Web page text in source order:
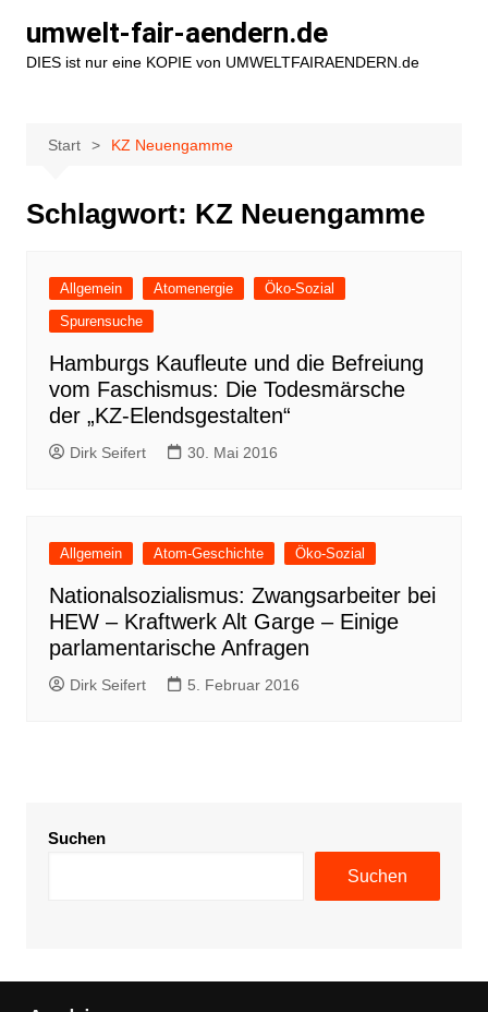
Inhalt
springen
umwelt-fair-aendern.de
DIES ist nur eine KOPIE von UMWELTFAIRAENDERN.de
Start KZ Neuengamme
Schlagwort: KZ Neuengamme
Allgemein Atomenergie
Öko-Sozial
Spurensuche
Hamburgs Kaufleute und die Befreiung
vom Faschismus: Die Todesmärsche
der „KZ-Elendsgestalten“
Dirk Seifert 30. Mai 2016
Allgemein Atom-Geschichte Öko-Sozial
Nationalsozialismus: Zwangsarbeiter bei
HEW – Kraftwerk Alt Garge – Einige
parlamentarische Anfragen
Dirk Seifert 5. Februar 2016
Suchen
Suchen